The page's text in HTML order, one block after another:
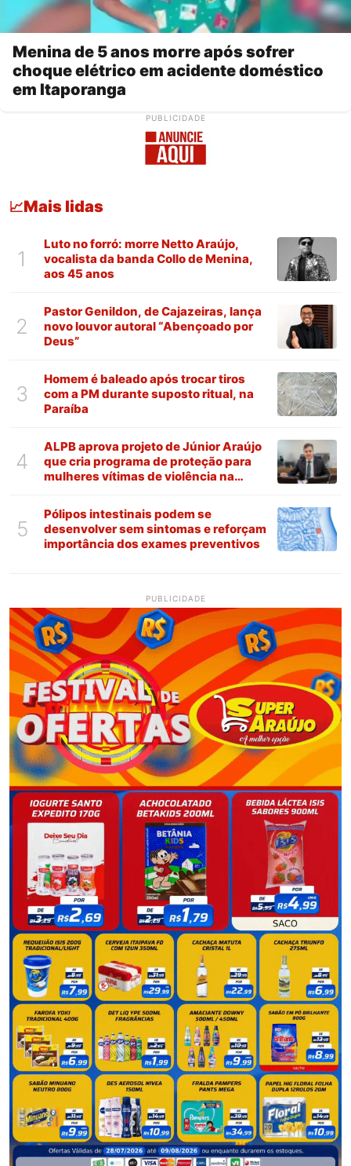
Menina de 5 anos morre após sofrer
choque elétrico em acidente doméstico
em Itaporanga
PUBLICIDADE
📈Mais lidas
1
Luto no forró: morre Netto Araújo,
vocalista da banda Collo de Menina,
aos 45 anos
2
Pastor Genildon, de Cajazeiras, lança
novo louvor autoral “Abençoado por
Deus”
3
Homem é baleado após trocar tiros
com a PM durante suposto ritual, na
Paraíba
4
ALPB aprova projeto de Júnior Araújo
que cria programa de proteção para
mulheres vítimas de violência na
5
Pólipos intestinais podem se
desenvolver sem sintomas e reforçam
importância dos exames preventivos
PUBLICIDADE